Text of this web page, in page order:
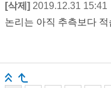
[삭제] 2019.12.31 15:41
논리는 아직 추측보다